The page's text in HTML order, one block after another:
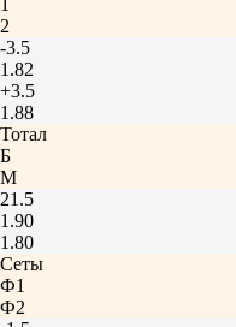
1
2
-3.5
1.82
+3.5
1.88
Тотал
Б
М
21.5
1.90
1.80
Сеты
Ф1
Ф2